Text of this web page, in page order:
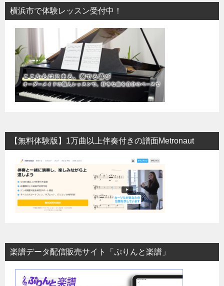
横浜市で体験レッスン受付中！
【無料体験版】1万曲以上伴奏付きの譜面Metronaut
楽譜データ配信販売サイト「ぷりんと楽譜」